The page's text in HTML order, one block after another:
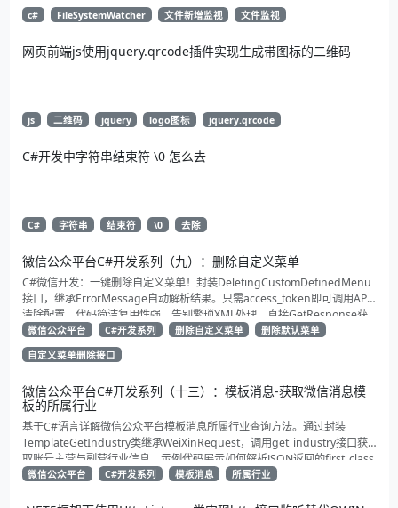
c# FileSystemWatcher 文件新增监视 文件监视
网页前端js使用jquery.qrcode插件实现生成带图标的二维码
js 二维码 jquery logo图标 jquery.qrcode
C#开发中字符串结束符 \0 怎么去
C# 字符串 结束符 \0 去除
微信公众平台C#开发系列（九）：删除自定义菜单
C#微信开发：一键删除自定义菜单！封装DeletingCustomDefinedMenu
接口，继承ErrorMessage自动解析结果。只需access_token即可调用API
清除配置。代码简洁复用性强，告别繁琐XML处理，直接GetResponse获
取状态。适合动态管理公众号的开发者，建议收藏备用！
微信公众平台 C#开发系列 删除自定义菜单
删除默认菜单
自定义菜单删除接口
微信公众平台C#开发系列（十三）：模板消息-获取微信消息模
板的所属行业
基于C#语言详解微信公众平台模板消息所属行业查询方法。通过封装
TemplateGetIndustry类继承WeiXinRequest，调用get_industry接口获
取账号主营与副营行业信息。示例代码展示如何解析JSON返回的first_class
与second_class数据，为开发者提供合规通知场景开发支持
微信公众平台 C#开发系列 模板消息 所属行业